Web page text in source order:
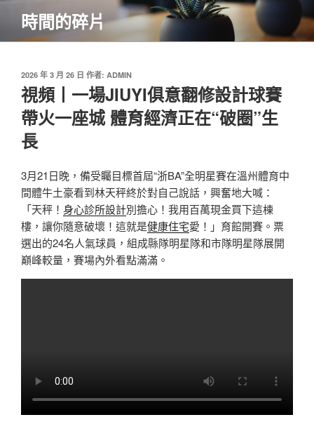
主
時間的碎片
發
佈
於
2026 年 3 月 26 日 作者: ADMIN
視頻丨一場JIUYI俱意翻修設計球賽
帶火一座城 體育經濟正在“破圈”生
長
3月21日晚，備受矚目標首屆“浙BA”全明星賽在溫州體育中
間體牛土豪看到林天秤終於對自己說話，興奮地大喊：
「天秤！ 身心診所設計別擔心！我用百萬現金買下這棟
樓，讓你隨意破壞！這就是健康住宅愛！」育館開賽。票
選出的24名人氣球員，組成縣隊明星隊和市隊明星隊展開
巔峰較量，賽場內外看點滿滿。